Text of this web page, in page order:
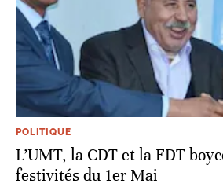
POLITIQUE
L’UMT, la CDT et la FDT
festivités du 1er Mai